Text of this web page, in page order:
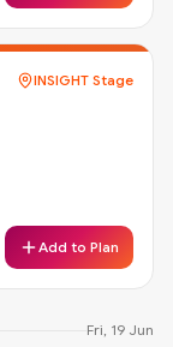
INSIGHT Stage
Add to Plan
Fri, 19 Jun